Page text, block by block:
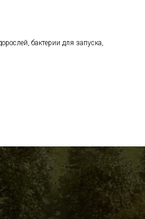
бактерии для запуска,